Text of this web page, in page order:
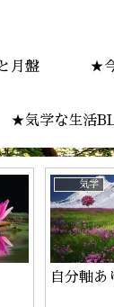
月盤 ★
★気学な生活
気学
自分軸あ